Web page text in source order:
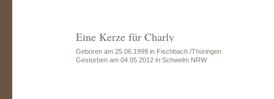
Eine Kerze für Charly
Geboren am 25.06.1999 in Fischbach /Thüringen
Gestorben am 04.05.2012 in Schwelm NRW